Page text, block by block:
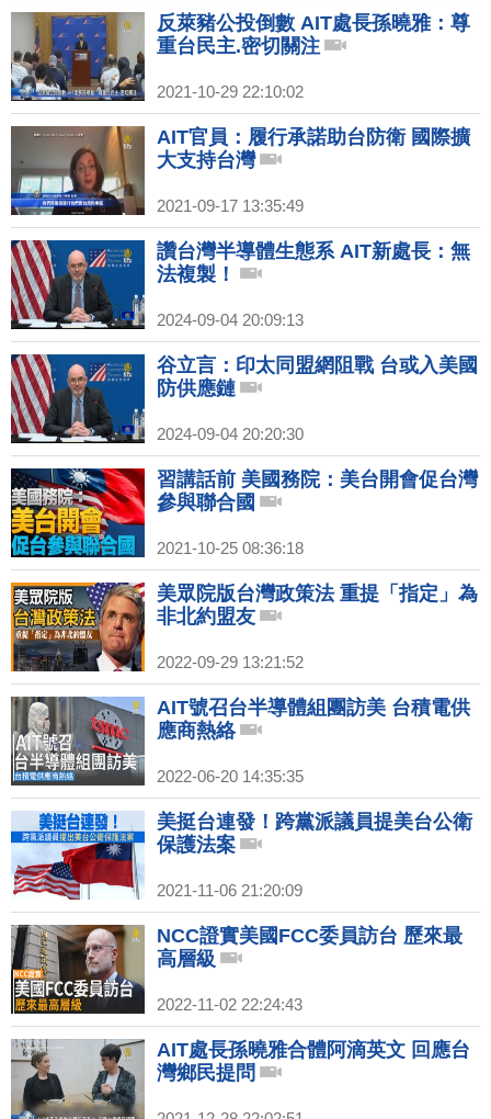
反萊豬公投倒數 AIT處長孫曉雅：尊
重台民主.密切關注
2021-10-29 22:10:02
AIT官員：履行承諾助台防衛 國際擴
大支持台灣
2021-09-17 13:35:49
讚台灣半導體生態系 AIT新處長：無
法複製！
2024-09-04 20:09:13
谷立言：印太同盟網阻戰 台或入美國
防供應鏈
2024-09-04 20:20:30
習講話前 美國務院：美台開會促台灣
參與聯合國
2021-10-25 08:36:18
美眾院版台灣政策法 重提「指定」為
非北約盟友
2022-09-29 13:21:52
AIT號召台半導體組團訪美 台積電供
應商熱絡
2022-06-20 14:35:35
美挺台連發！跨黨派議員提美台公衛
保護法案
2021-11-06 21:20:09
NCC證實美國FCC委員訪台 歷來最
高層級
2022-11-02 22:24:43
AIT處長孫曉雅合體阿滴英文 回應台
灣鄉民提問